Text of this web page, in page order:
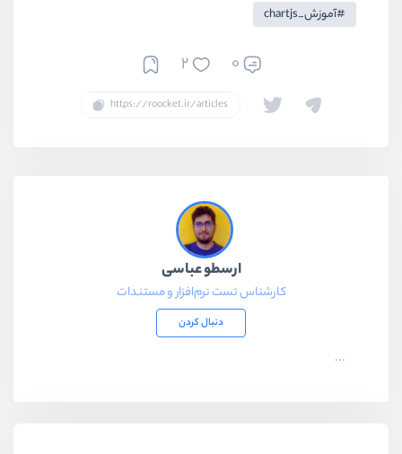
آموزش_chartjs
0
2
ارسطو عباسی
کارشناس تست نرم‌افزار و مستندات
دنبال کردن
...